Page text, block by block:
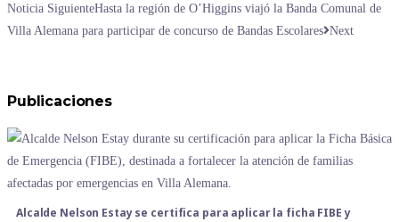
Noticia SiguienteHasta la región de O’Higgins viajó la Banda Comunal de
Villa Alemana para participar de concurso de Bandas Escolares Next
Publicaciones
Alcalde Nelson Estay se certifica para aplicar la ficha FIBE y